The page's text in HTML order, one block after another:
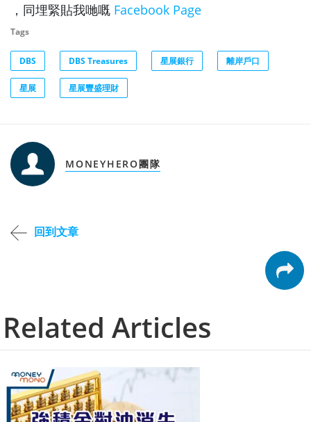
，同埋緊貼我哋嘅 Facebook Page
Tags
DBS DBS Treasures 星展銀行 離岸戶口
星展 星展豐盛理財
MONEYHERO團隊
回到文章
Related Articles